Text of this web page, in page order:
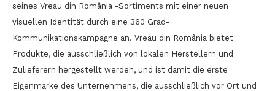
seines Vreau din România -Sortiments mit einer neuen
visuellen Identität durch eine 360 Grad-
Kommunikationskampagne an. Vreau din România bietet
Produkte, die ausschließlich von lokalen Herstellern und
Zulieferern hergestellt werden, und ist damit die erste
Eigenmarke des Unternehmens, die ausschließlich vor Ort und